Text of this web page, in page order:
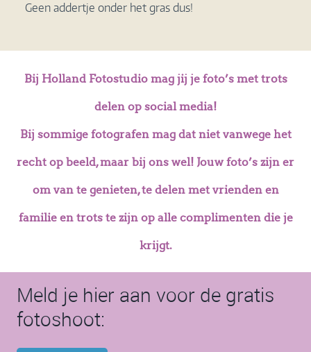
Geen addertje onder het gras dus!
Bij Holland Fotostudio mag jij je foto’s met trots
delen op social media!
Bij sommige fotografen mag dat niet vanwege het
recht op beeld, maar bij ons wel! Jouw foto’s zijn er
om van te genieten, te delen met vrienden en
familie en trots te zijn op alle complimenten die je
krijgt.
Meld je hier aan voor de gratis
fotoshoot: